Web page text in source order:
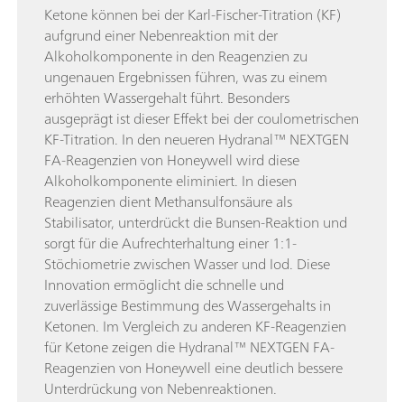
Ketone können bei der Karl-Fischer-Titration (KF)
aufgrund einer Nebenreaktion mit der
Alkoholkomponente in den Reagenzien zu
ungenauen Ergebnissen führen, was zu einem
erhöhten Wassergehalt führt. Besonders
ausgeprägt ist dieser Effekt bei der coulometrischen
KF-Titration. In den neueren Hydranal™ NEXTGEN
FA-Reagenzien von Honeywell wird diese
Alkoholkomponente eliminiert. In diesen
Reagenzien dient Methansulfonsäure als
Stabilisator, unterdrückt die Bunsen-Reaktion und
sorgt für die Aufrechterhaltung einer 1:1-
Stöchiometrie zwischen Wasser und Iod. Diese
Innovation ermöglicht die schnelle und
zuverlässige Bestimmung des Wassergehalts in
Ketonen. Im Vergleich zu anderen KF-Reagenzien
für Ketone zeigen die Hydranal™ NEXTGEN FA-
Reagenzien von Honeywell eine deutlich bessere
Unterdrückung von Nebenreaktionen.